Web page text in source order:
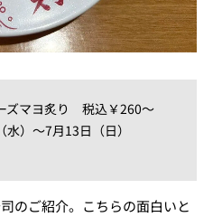
ズマヨ炙り 税込￥260～
）～7月13日（日）
のご紹介。こちらの面白いと